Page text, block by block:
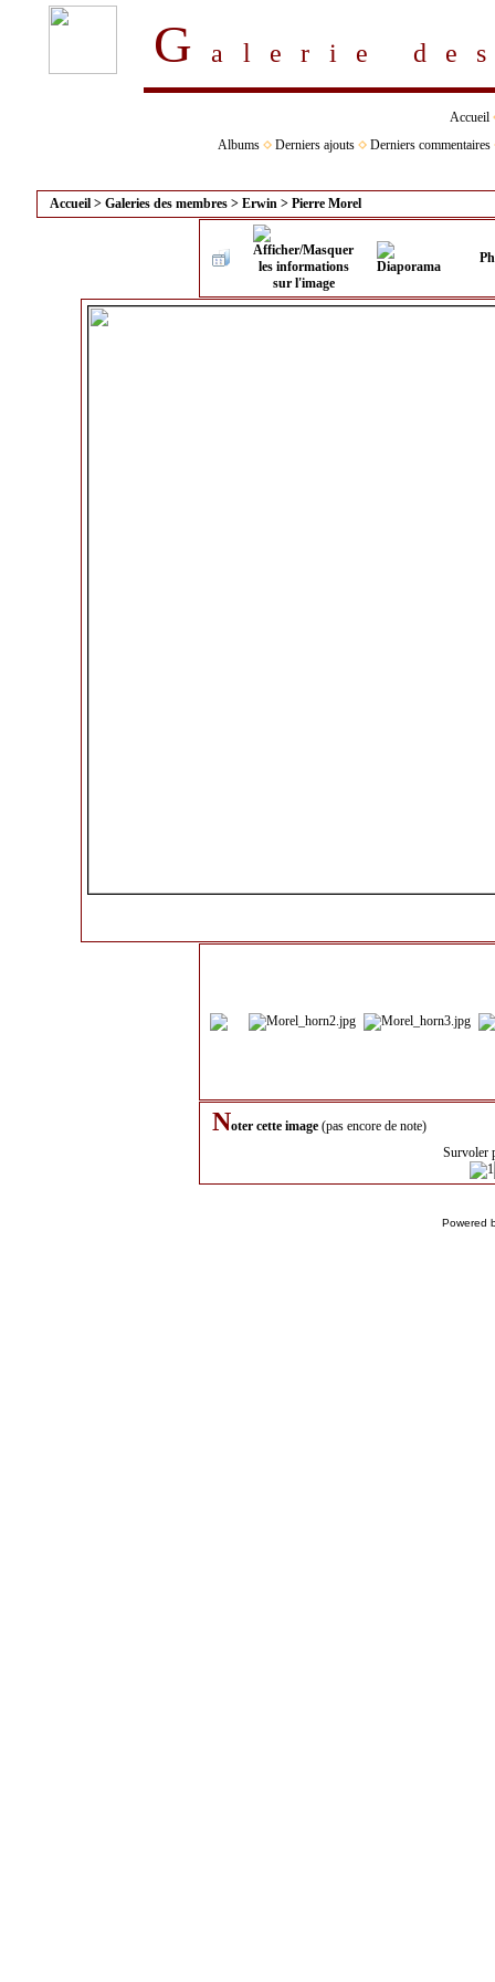
Galerie
Accueil
Albums
Derniers ajouts Derniers commentaires
Accueil > Galeries des membres > Erwin > Pierre Morel
Noter cette image (pas encore de note)
Survoler
Powered